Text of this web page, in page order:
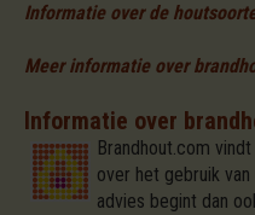
Informatie over de
Meer informatie over
Informatie over
Brandhout.com
over het gebruik
advies begint dan